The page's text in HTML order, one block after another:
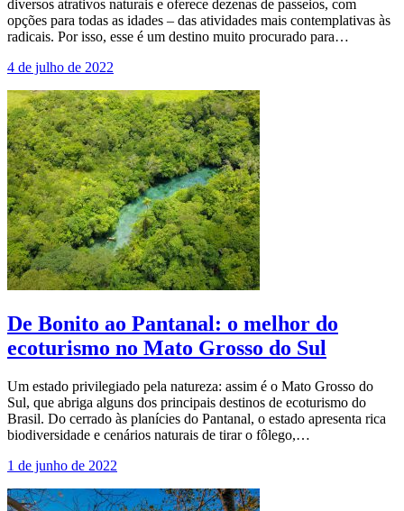
diversos atrativos naturais e oferece dezenas de passeios, com
opções para todas as idades – das atividades mais contemplativas às
radicais. Por isso, esse é um destino muito procurado para…
4 de julho de 2022
De Bonito ao Pantanal: o melhor do
ecoturismo no Mato Grosso do Sul
Um estado privilegiado pela natureza: assim é o Mato Grosso do
Sul, que abriga alguns dos principais destinos de ecoturismo do
Brasil. Do cerrado às planícies do Pantanal, o estado apresenta rica
biodiversidade e cenários naturais de tirar o fôlego,…
1 de junho de 2022